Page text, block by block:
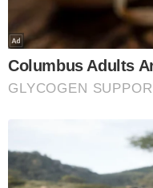
doa saya
pengacara,